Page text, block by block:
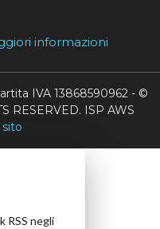
informazioni
IVA 13868590962 - ©
RESERVED. ISP AWS
sito
RSS negli